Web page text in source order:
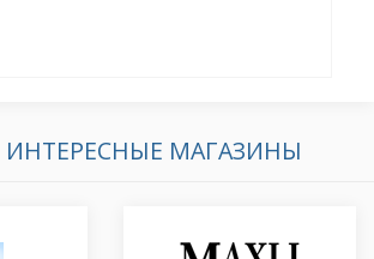
ИНТЕРЕСНЫЕ МАГАЗИНЫ